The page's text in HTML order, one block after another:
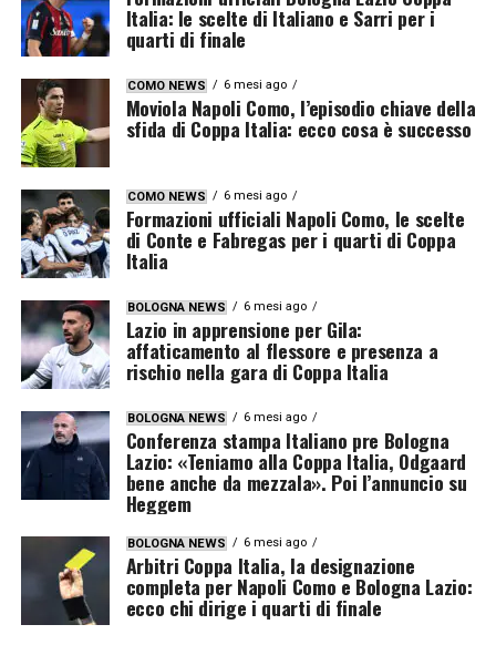
Italia: le scelte di Italiano e Sarri per i
quarti di finale
COMO NEWS 6 mesi ago
Moviola Napoli Como, l’episodio chiave della
sfida di Coppa Italia: ecco cosa è successo
COMO NEWS 6 mesi ago
Formazioni ufficiali Napoli Como, le scelte
di Conte e Fabregas per i quarti di Coppa
Italia
BOLOGNA NEWS 6 mesi ago
Lazio in apprensione per Gila:
affaticamento al flessore e presenza a
rischio nella gara di Coppa Italia
BOLOGNA NEWS 6 mesi ago
Conferenza stampa Italiano pre Bologna
Lazio: «Teniamo alla Coppa Italia, Odgaard
bene anche da mezzala». Poi l’annuncio su
Heggem
BOLOGNA NEWS 6 mesi ago
Arbitri Coppa Italia, la designazione
completa per Napoli Como e Bologna Lazio:
ecco chi dirige i quarti di finale